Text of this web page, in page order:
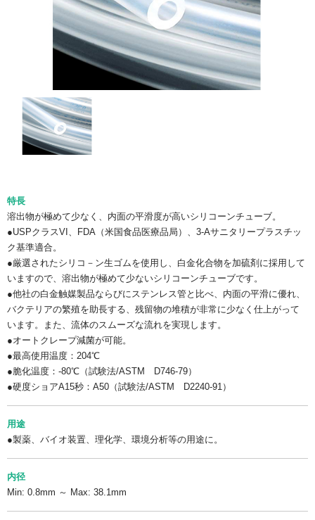
特長
溶出物が極めて少なく、内面の平滑度が高いシリコーンチューブ。
●USPクラスVI、FDA（米国食品医療品局）、3-Aサニタリープラスチッ
ク基準適合。
●厳選されたシリコ－ン生ゴムを使用し、白金化合物を加硫剤に採用して
いますので、溶出物が極めて少ないシリコーンチューブです。
●他社の白金触媒製品ならびにステンレス管と比べ、内面の平滑に優れ、
バクテリアの繁殖を助長する、残留物の堆積が非常に少なく仕上がって
います。また、流体のスムーズな流れを実現します。
●オートクレープ減菌が可能。
●最高使用温度：204℃
●脆化温度：-80℃（試験法/ASTM D746-79）
●硬度ショアA15秒：A50（試験法/ASTM D2240-91）
用途
●製薬、バイオ装置、理化学、環境分析等の用途に。
内径
Min: 0.8mm ～ Max: 38.1mm